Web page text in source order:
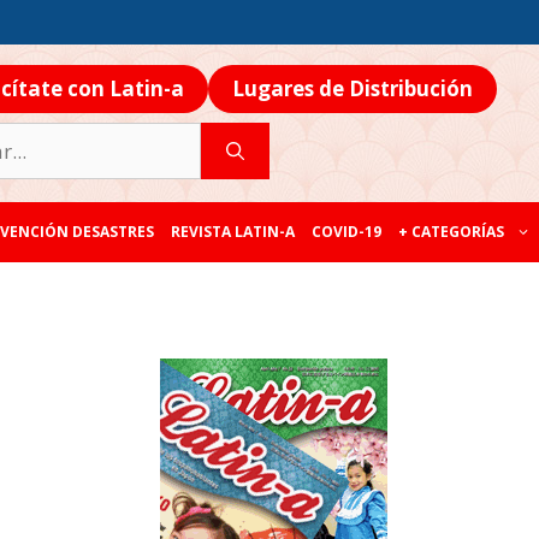
con Latin-a Lugares de Distribución
DESASTRES REVISTA LATIN-A COVID-19 + CATEGORÍAS